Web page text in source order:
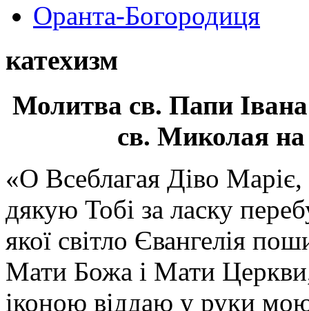
Оранта-Богородиця
катехизм
Молитва св. Папи
св. Миколая на
«О Всеблагая Діво
дякую Тобі за ласку
якої світло Євангелія
Мати Божа і Мати
іконою віддаю у руки